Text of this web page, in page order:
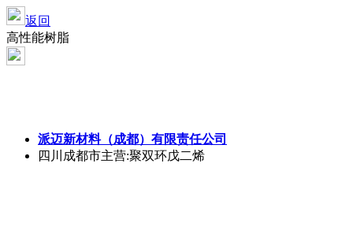
返回
高性能树脂
派迈新材料（成都）有限责任公司
四川成都市主营:聚双环戊二烯